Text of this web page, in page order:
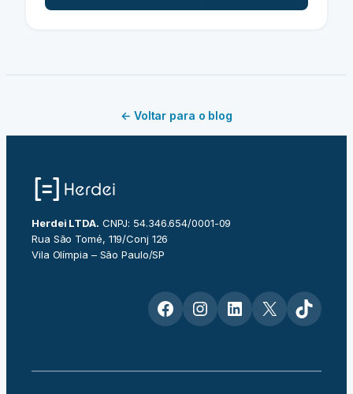
← Voltar para o blog
Herdei LTDA. CNPJ: 54.346.654/0001-09
Rua São Tomé, 119/Conj 126
Vila Olímpia – São Paulo/SP
Facebook Instagram LinkedIn X TikTok